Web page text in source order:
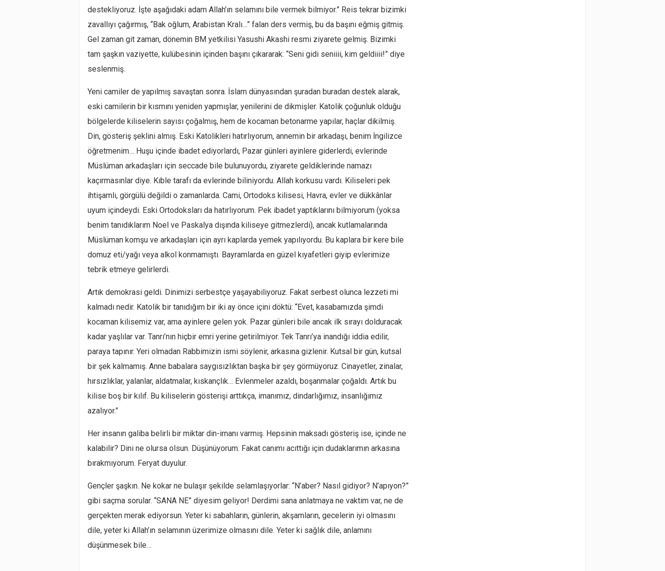
destekliyoruz. İşte aşağıdaki adam Allah’ın selamını bile vermek bilmiyor.” Reis tekrar bizimki
zavallıyı çağırmış, “Bak oğlum, Arabistan Kralı…” falan ders vermiş, bu da başını eğmiş gitmiş.
Gel zaman git zaman, dönemin BM yetkilisi Yasushi Akashi resmi ziyarete gelmiş. Bizimki
tam şaşkın vaziyette, kulübesinin içinden başını çıkararak: “Seni gidi seniiii, kim geldiiii!” diye
seslenmiş.
Yeni camiler de yapılmış savaştan sonra. İslam dünyasından şuradan buradan destek alarak,
eski camilerin bir kısmını yeniden yapmışlar, yenilerini de dikmişler. Katolik çoğunluk olduğu
bölgelerde kiliselerin sayısı çoğalmış, hem de kocaman betonarme yapılar, haçlar dikilmiş.
Din, gösteriş şeklini almış. Eski Katolikleri hatırlıyorum, annemin bir arkadaşı, benim İngilizce
öğretmenim… Huşu içinde ibadet ediyorlardı, Pazar günleri ayinlere giderlerdi, evlerinde
Müslüman arkadaşları için seccade bile bulunuyordu, ziyarete geldiklerinde namazı
kaçırmasınlar diye. Kıble tarafı da evlerinde biliniyordu. Allah korkusu vardı. Kiliseleri pek
ihtişamlı, görgülü değildi o zamanlarda. Cami, Ortodoks kilisesi, Havra, evler ve dükkânlar
uyum içindeydi. Eski Ortodoksları da hatırlıyorum. Pek ibadet yaptıklarını bilmiyorum (yoksa
benim tanıdıklarım Noel ve Paskalya dışında kiliseye gitmezlerdi), ancak kutlamalarında
Müslüman komşu ve arkadaşları için ayrı kaplarda yemek yapılıyordu. Bu kaplara bir kere bile
domuz eti/yağı veya alkol konmamıştı. Bayramlarda en güzel kıyafetleri giyip evlerimize
tebrik etmeye gelirlerdi.
Artık demokrasi geldi. Dinimizi serbestçe yaşayabiliyoruz. Fakat serbest olunca lezzeti mi
kalmadı nedir. Katolik bir tanıdığım bir iki ay önce içini döktü: “Evet, kasabamızda şimdi
kocaman kilisemiz var, ama ayinlere gelen yok. Pazar günleri bile ancak ilk sırayı dolduracak
kadar yaşlılar var. Tanrı’nın hiçbir emri yerine getirilmiyor. Tek Tanrı’ya inandığı iddia edilir,
paraya tapınır. Yeri olmadan Rabbimizin ismi söylenir, arkasına gizlenir. Kutsal bir gün, kutsal
bir şek kalmamış. Anne babalara saygısızlıktan başka bir şey görmüyoruz. Cinayetler, zinalar,
hırsızlıklar, yalanlar, aldatmalar, kıskançlık… Evlenmeler azaldı, boşanmalar çoğaldı. Artık bu
kilise boş bir kılıf. Bu kiliselerin gösterişi arttıkça, imanımız, dindarlığımız, insanlığımız
azalıyor.”
Her insanın galiba belirli bir miktar din-imanı varmış. Hepsinin maksadı gösteriş ise, içinde ne
kalabilir? Dini ne olursa olsun. Düşünüyorum. Fakat canımı acıttığı için dudaklarımın arkasına
bırakmıyorum. Feryat duyulur.
Gençler şaşkın. Ne kokar ne bulaşır şekilde selamlaşıyorlar: “N’aber? Nasıl gidiyor? N’apıyon?”
gibi saçma sorular. “SANA NE” diyesim geliyor! Derdimi sana anlatmaya ne vaktim var, ne de
gerçekten merak ediyorsun. Yeter ki sabahların, günlerin, akşamların, gecelerin iyi olmasını
dile, yeter ki Allah’ın selamının üzerimize olmasını dile. Yeter ki sağlık dile, anlamını
düşünmesek bile…